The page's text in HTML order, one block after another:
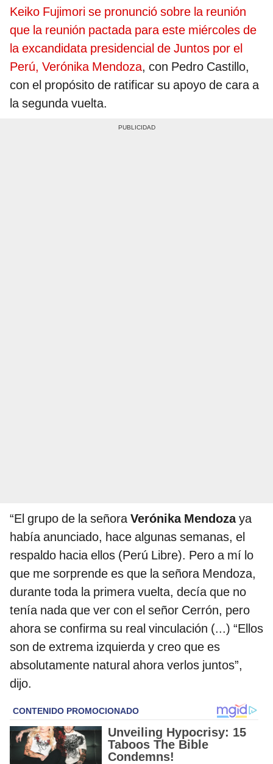
Keiko Fujimori se pronunció sobre la reunión
que la reunión pactada para este miércoles de
la excandidata presidencial de Juntos por el
Perú, Verónika Mendoza, con Pedro Castillo,
con el propósito de ratificar su apoyo de cara a
la segunda vuelta.
“El grupo de la señoraVerónika Mendozaya
había anunciado, hace algunas semanas, el
respaldo hacia ellos (Perú Libre). Pero a mí lo
que me sorprende es que la señora Mendoza,
durante toda la primera vuelta, decía que no
tenía nada que ver con el señor Cerrón, pero
ahora se confirma su real vinculación (...) “Ellos
son de extrema izquierda y creo que es
absolutamente natural ahora verlos juntos”,
dijo.